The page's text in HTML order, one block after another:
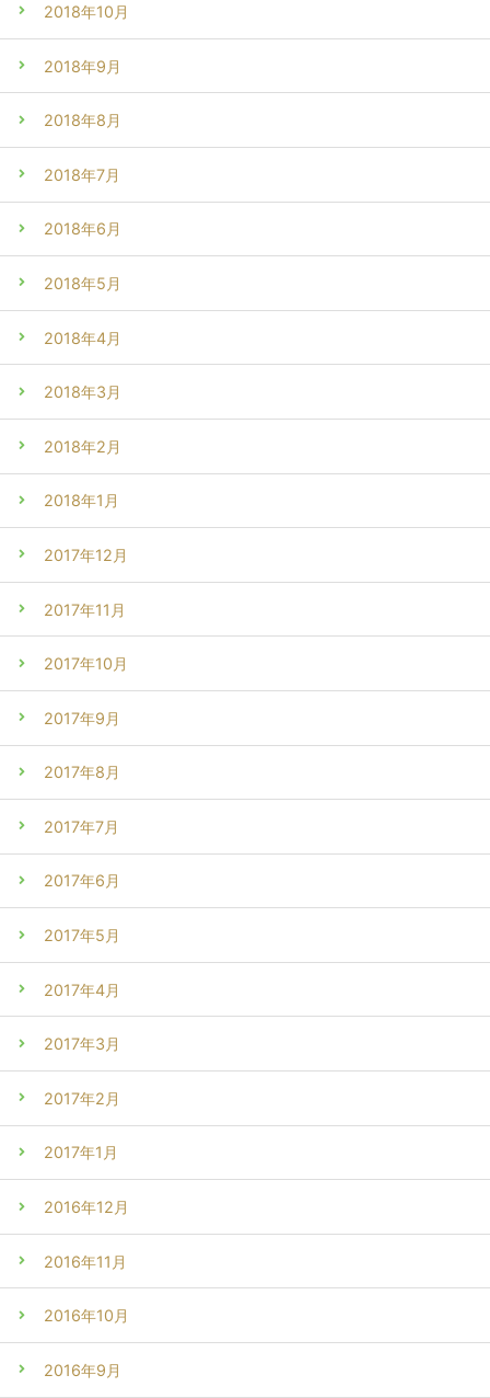
2018年10月
2018年9月
2018年8月
2018年7月
2018年6月
2018年5月
2018年4月
2018年3月
2018年2月
2018年1月
2017年12月
2017年11月
2017年10月
2017年9月
2017年8月
2017年7月
2017年6月
2017年5月
2017年4月
2017年3月
2017年2月
2017年1月
2016年12月
2016年11月
2016年10月
2016年9月